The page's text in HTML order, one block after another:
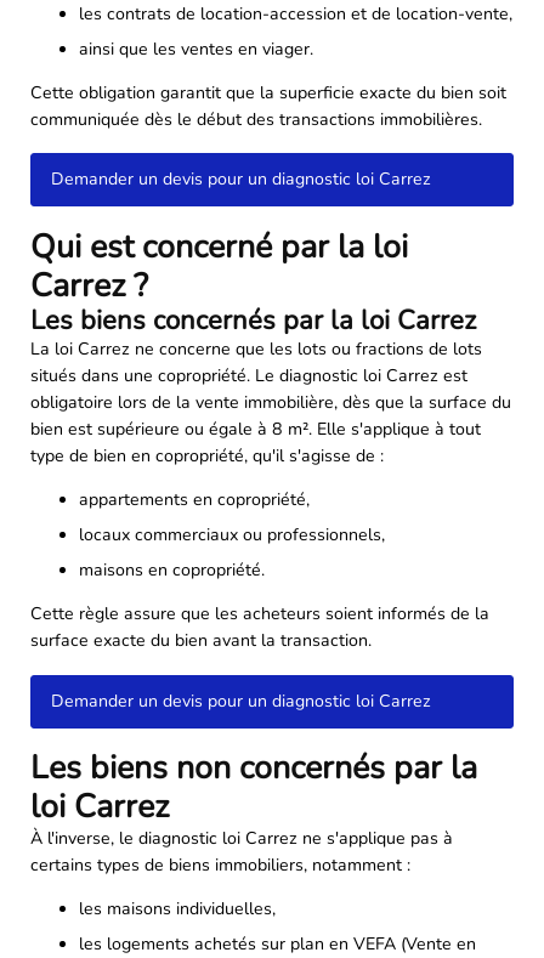
les contrats de location-accession et de location-vente,
ainsi que les ventes en viager.
Cette obligation garantit que la superficie exacte du bien soit
communiquée dès le début des transactions immobilières.
Demander un devis pour un diagnostic loi Carrez
Qui est concerné par la loi
Carrez ?
Les biens concernés par la loi Carrez
La loi Carrez ne concerne que les lots ou fractions de lots
situés dans une copropriété. Le diagnostic loi Carrez est
obligatoire lors de la vente immobilière, dès que la surface du
bien est supérieure ou égale à 8 m². Elle s'applique à tout
type de bien en copropriété, qu'il s'agisse de :
appartements en copropriété,
locaux commerciaux ou professionnels,
maisons en copropriété.
Cette règle assure que les acheteurs soient informés de la
surface exacte du bien avant la transaction.
Demander un devis pour un diagnostic loi Carrez
Les biens non concernés par la
loi Carrez
À l'inverse, le diagnostic loi Carrez ne s'applique pas à
certains types de biens immobiliers, notamment :
les maisons individuelles,
les logements achetés sur plan en VEFA (Vente en